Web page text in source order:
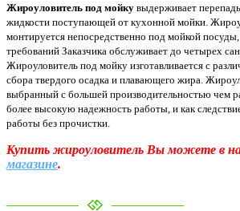
Жироуловитель под мойку выдерживает
жидкости поступающей от кухонной мойки.
монтируется непосредственно под мойкой
требований Заказчика обслуживает до четырех
Жироуловитель под мойку изготавливается с
сбора твердого осадка и плавающего жира.
выбранный с большей производительностью чем
более высокую надежность работы, и как
работы без прочистки.
Купить жироуловитель Вы можете в
магазине.